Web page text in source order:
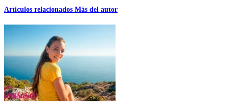
Artículos relacionados Más del autor